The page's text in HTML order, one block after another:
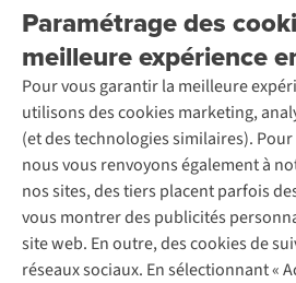
Paramétrage des
meilleure expérience
Pour vous garantir la meilleure
utilisons des cookies marketing,
(et des technologies similaires).
nous vous renvoyons également à
nos sites, des tiers placent parfois
vous montrer des publicités
site web. En outre, des cookies de
réseaux sociaux. En sélectionnant «
Rétractation d'une commande
Entretien & réparations
Garantie
Contactez-nous
À propos d’Ayacucho
Nos magasins
À propos d’A.S.Adventure
Déclaration d'accessibilité
Location / Location sports d’hiver
Entretien de ski
Service de lavage
Entretien de chaussures
Réparation de chaussures
Réparation de vêtements
Retouches
Pour les entreprises
Découvrez
A.S.Magazine
Explore Camp
Gear Check
Expertise & conseils
Abonnez-vous à la newsletter
Suivez-nous